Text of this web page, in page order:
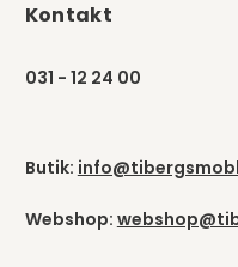
Kontakt
031 - 12 24 00
Butik:
Webshop: